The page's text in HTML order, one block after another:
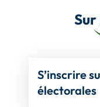
Sur
S’inscrire
électorales